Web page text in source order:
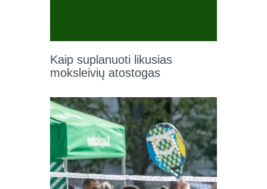
Kaip suplanuoti likusias
moksleivių atostogas